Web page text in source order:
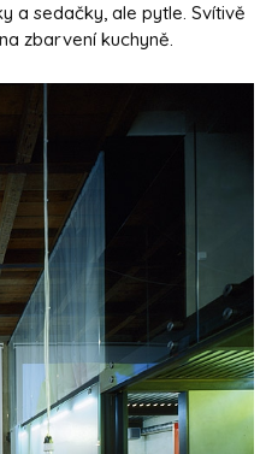
a sedačky, ale pytle. Svítivě
zbarvení kuchyně.